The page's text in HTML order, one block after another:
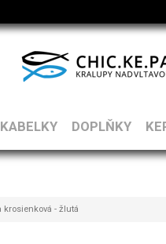
KABELKY DOPLŇKY
krosienková - žlutá